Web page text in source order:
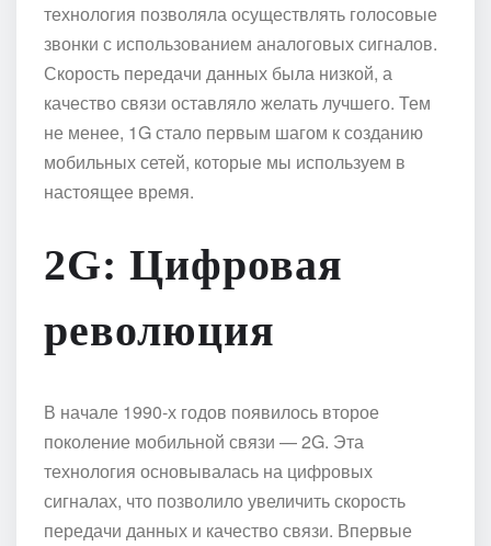
технология позволяла осуществлять голосовые
звонки с использованием аналоговых сигналов.
Скорость передачи данных была низкой, а
качество связи оставляло желать лучшего. Тем
не менее, 1G стало первым шагом к созданию
мобильных сетей, которые мы используем в
настоящее время.
2G: Цифровая
революция
В начале 1990-х годов появилось второе
поколение мобильной связи — 2G. Эта
технология основывалась на цифровых
сигналах, что позволило увеличить скорость
передачи данных и качество связи. Впервые